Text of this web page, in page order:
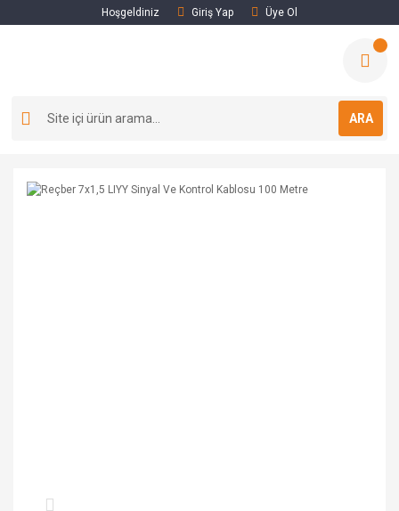
Hoşgeldiniz Giriş Yap Üye Ol
ARA